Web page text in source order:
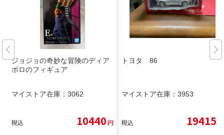
ジョジョの奇妙な冒険のディア
ボロのフィギュア
マイストア在庫： 3062
税込 10440円
トヨタ 86
マイストア在庫： 3953
税込 19415